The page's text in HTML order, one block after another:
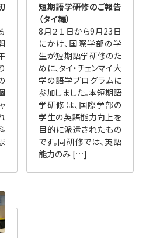
短期語学研修のご報告
（タイ編）
8月２１日から9月23日
にかけ、国際学部の学
生が短期語学研修のた
めに、タイ・チェンマイ大
学の語学プログラムに
参加しました。本短期語
学研修は、国際学部の
学生の英語能力向上を
目的に派遣されたもの
です。同研修では、英語
能力のみ […]